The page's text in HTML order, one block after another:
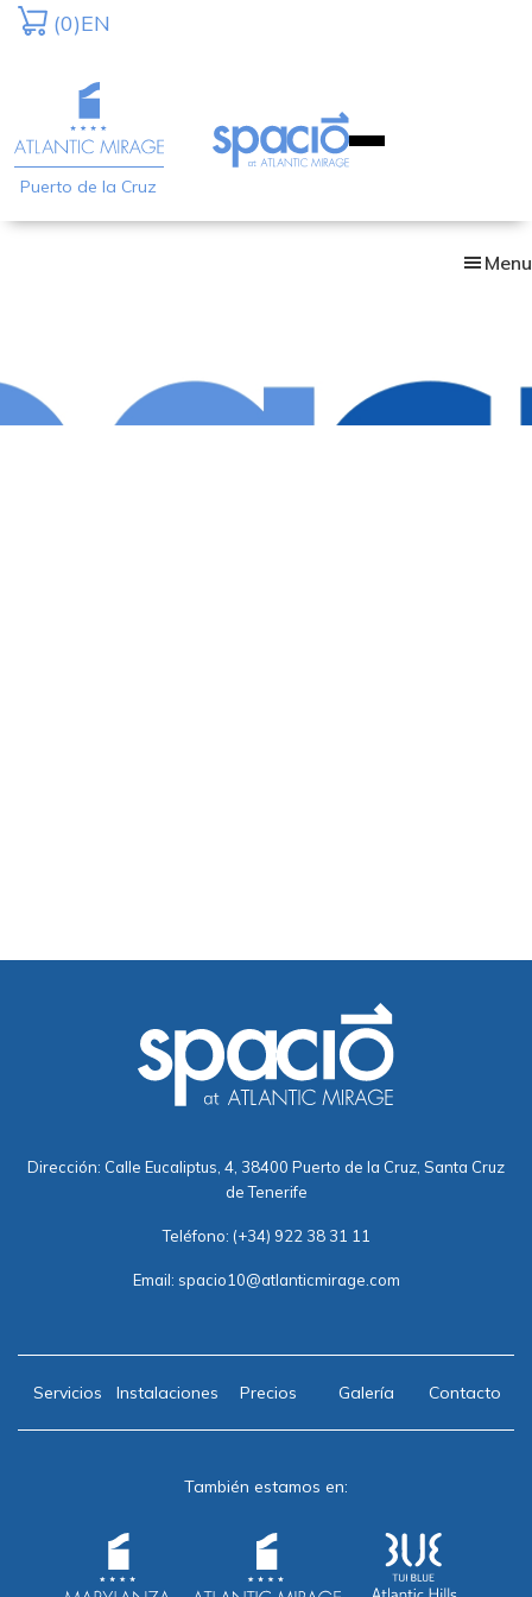
Skip
content
(0)EN
Puerto de la Cruz
Menu
Dirección: Calle Eucaliptus, 4, 38400 Puerto de la Cruz, Santa Cruz
de Tenerife
Teléfono: (+34) 922 38 31 11
Email: spacio10@atlanticmirage.com
Servicios Instalaciones Precios Galería Contacto
También estamos en: